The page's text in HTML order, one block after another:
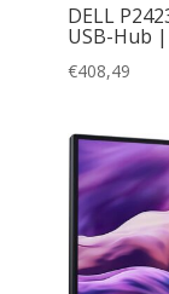
DELL
USB-Hub
€408,49